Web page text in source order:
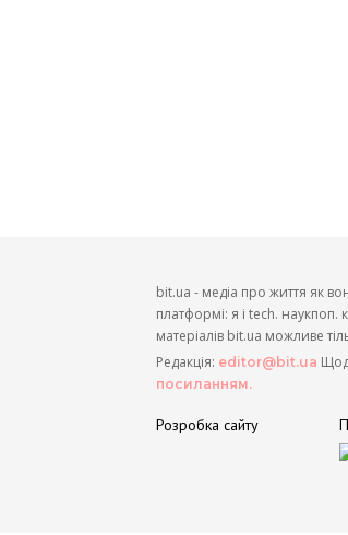
bit.ua - медіа про життя як
платформі: я і tech. наукпоп.
матеріалів bit.ua можливе
Редакція: editor@bit.ua
посиланням.
Розробка сайту